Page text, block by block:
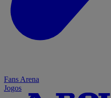
Fans Arena
Jogos